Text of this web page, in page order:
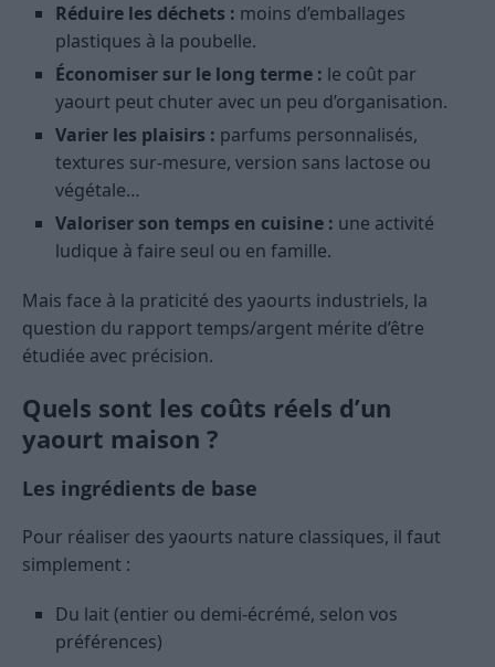
Réduire les déchets : moins d’emballages
plastiques à la poubelle.
Économiser sur le long terme : le coût par
yaourt peut chuter avec un peu d’organisation.
Varier les plaisirs : parfums personnalisés,
textures sur-mesure, version sans lactose ou
végétale…
Valoriser son temps en cuisine : une activité
ludique à faire seul ou en famille.
Mais face à la praticité des yaourts industriels, la
question du rapport temps/argent mérite d’être
étudiée avec précision.
Quels sont les coûts réels d’un
yaourt maison ?
Les ingrédients de base
Pour réaliser des yaourts nature classiques, il faut
simplement :
Du lait (entier ou demi-écrémé, selon vos
préférences)